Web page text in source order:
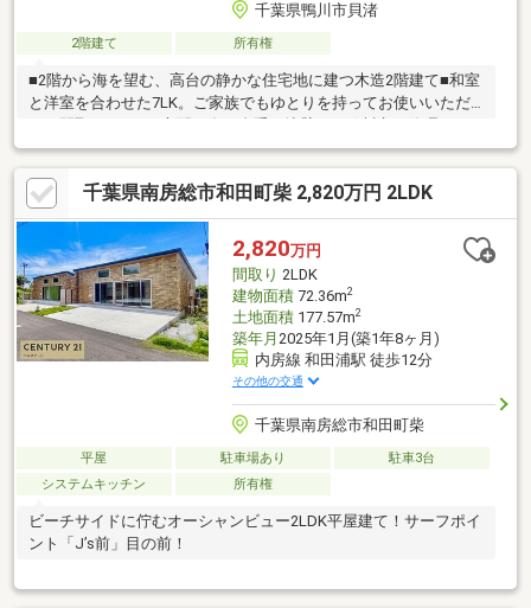
千葉県鴨川市貝渚
2階建て 所有権
■2階から海を望む、高台の静かな住宅地に建つ木造2階建て■和室
と洋室を合わせた7LK。ご家族でもゆとりを持ってお使いいただ
市道部分であることを確認済みです■お荷物の整理から室内のお
手入れまで、内装施工まで手がける当社が一つの窓口で対応しま
す
千葉県南房総市和田町柴 2,820万円 2LDK
2,820万円
間取り 2LDK
建物面積72.36m2
土地面積177.57m2
築年月 2025年1月(築1年8ヶ月)
内房線 和田浦駅 徒歩12分
その他の交通
千葉県南房総市和田町柴
平屋 駐車場あり
駐車3台
システムキッチン
所有権
ビーチサイドに佇むオーシャンビュー2LDK平屋建て！サーフポイ
ント「J’s前」目の前！